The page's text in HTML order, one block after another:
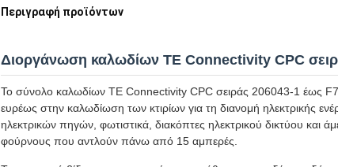
Περιγραφή προϊόντων
Διοργάνωση καλωδίων ΤΕ Connectivity CPC
Το σύνολο καλωδίων ΤΕ Connectivity CPC σειράς 206043-1 έως
ευρέως στην καλωδίωση των κτιρίων για τη διανομή ηλεκτρικής
ηλεκτρικών πηγών, φωτιστικά, διακόπτες ηλεκτρικού δικτύου
φούρνους που αντλούν πάνω από 15 αμπερές.